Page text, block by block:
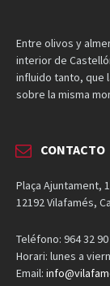
Entre olivos y
interior de
influido tanto, que
sobre la misma
CONTACTO
Plaça Ajuntament, 1
12192 Vilafamés,
Teléfono: 964 32 90
Horari: lunes a
Email: